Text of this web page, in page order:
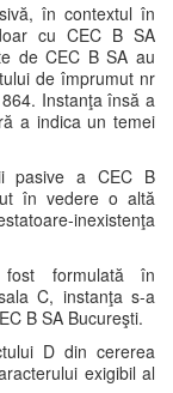
în contextul în
cu CEC B SA
de CEC B SA au
de împrumut nr
Instanţa însă a
a indica un temei
pasive a CEC B
în vedere o altă
inexistenţa
formulată în
C, instanţa s-a
B SA Bucureşti.
D din cererea
exigibil al